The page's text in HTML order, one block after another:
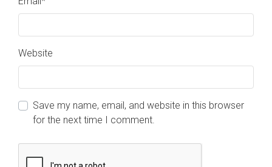
Website
Save my name, email, and website in this browser
for the next time I comment.